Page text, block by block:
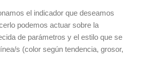
el indicador que deseamos
podemos actuar sobre la
de parámetros y el estilo que se
s (color según tendencia, grosor,